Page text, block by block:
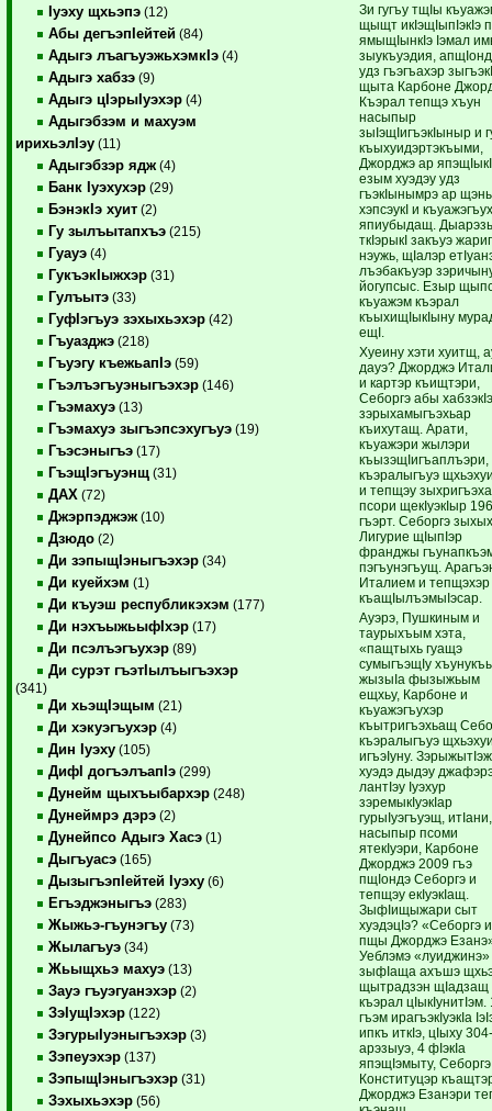
Iуэху щхьэпэ (12)
Абы дегъэпIейтей (84)
Адыгэ лъагъуэжьхэмкIэ (4)
Адыгэ хабзэ (9)
Адыгэ цIэрыIуэхэр (4)
Адыгэбзэм и махуэм
ирихьэлIэу (11)
Адыгэбзэр ядж (4)
Банк Iуэхухэр (29)
БэнэкIэ хуит (2)
Гу зылъытапхъэ (215)
Гуауэ (4)
ГукъэкIыжхэр (31)
Гулъытэ (33)
ГуфIэгъуэ зэхыхьэхэр (42)
Гъуазджэ (218)
Гъуэгу къежьапIэ (59)
Гъэлъэгъуэныгъэхэр (146)
Гъэмахуэ (13)
Гъэмахуэ зыгъэпсэхугъуэ (19)
Гъэсэныгъэ (17)
ГъэщIэгъуэнщ (31)
ДАХ (72)
Джэрпэджэж (10)
Дзюдо (2)
Ди зэпыщIэныгъэхэр (34)
Ди куейхэм (1)
Ди къуэш республикэхэм (177)
Ди нэхъыжьыфIхэр (17)
Ди псэлъэгъухэр (89)
Ди сурэт гъэтIылъыгъэхэр
(341)
Ди хьэщIэщым (21)
Ди хэкуэгъухэр (4)
Дин Iуэху (105)
ДифI догъэлъапIэ (299)
Дунейм щыхъыбархэр (248)
Дунеймрэ дэрэ (2)
Дунейпсо Адыгэ Хасэ (1)
Дыгъуасэ (165)
ДызыгъэпIейтей Iуэху (6)
Егъэджэныгъэ (283)
Жыжьэ-гъунэгъу (73)
Жылагъуэ (34)
Жьыщхьэ махуэ (13)
Зауэ гъуэгуанэхэр (2)
ЗэIущIэхэр (122)
ЗэгурыIуэныгъэхэр (3)
Зэпеуэхэр (137)
ЗэпыщIэныгъэхэр (31)
Зэхыхьэхэр (56)
Зи гугъу тщIы
щыщт икIэщIыпIэкIэ
ямыщIынкIэ Iэмал
зыукъуэдия,
удз гъэгъахэр
щыта Карбоне
Къэрал тепщэ хъун
насыпыр
зыIэщIигъэкIыныр и
къыхуидэртэкъыми,
Джорджэ ар
езым хуэдэу удз
гъэкIынымрэ ар
хэпсэукI и
япиубыдащ.
ткIэрыкI закъуэ
нэужь, щIалэр
лъэбакъуэр
йогупсыс. Езыр
къуажэм къэрал
къыхищIыкIыну
ещI.
Хуеину хэти хуитщ,
дауэ? Джорджэ
и картэр къищтэри,
Себоргэ абы
зэрыхамыгъэхьар
къихутащ. Арати,
къуажэри жылэри
къызэщIигъаплъэри,
къэралыгъуэ
и тепщэу
псори щекIуэкIыр
гъэрт. Себоргэ
Лигурие щIыпIэр
франджы
пэгъунэгъущ.
Италием и
къащIылъэмыIэсар.
Ауэрэ, Пушкиным и
таурыхъым хэта,
«пащтыхь гуащэ
сумыгъэщIу
жызыIа фызыжьым
ещхьу, Карбоне и
къуажэгъухэр
къытригъэхьащ
къэралыгъуэ
игъэIуну.
хуэдэ дыдэу
лантIэу Iуэхур
зэремыкIуэкIар
гурыIуэгъуэщ,
насыпыр псоми
ятекIуэри, Карбоне
Джорджэ 2009 гъэ
пщIондэ Себоргэ и
тепщэу екIуэкIащ.
ЗыфIищыжари сыт
хуэдэцIэ? «Себоргэ
пщы Джорджэ
Уеблэмэ «луиджинэ»
зыфIаща ахъшэ
щытрадзэн щIадзащ
къэрал цIыкIунитIэм.
гъэм ирагъэкIуэкIа
ипкъ иткIэ, цIыху
арэзыуэ, 4 фIэкIа
япэщIэмыту,
Конституцэр
Джорджэ Езанэри